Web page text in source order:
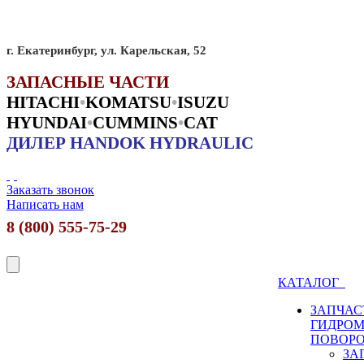
г. Екатеринбург, ул. Карельская, 52
ЗАПАСНЫЕ ЧАСТИ
HITACHI•KOMATSU•ISUZU
HYUNDAI•CUMMINS•CAT
ДИЛЕР HANDOK HYDRAULIC
Заказать звонок
Написать нам
8 (800) 555-75-29
КАТАЛОГ